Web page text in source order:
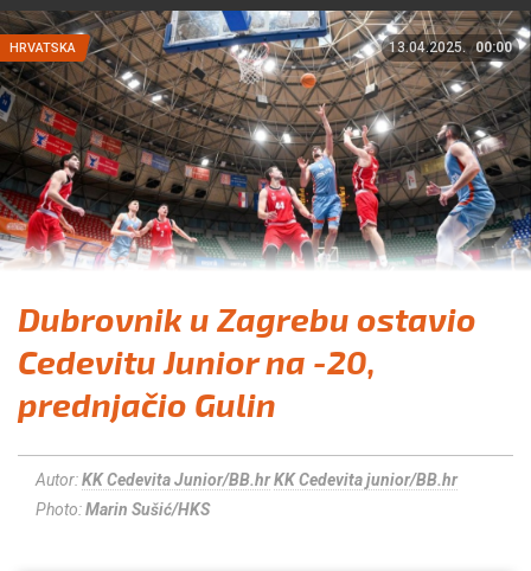
HRVATSKA 13.04.2025. 00:00
Dubrovnik u Zagrebu ostavio
Cedevitu Junior na -20,
prednjačio Gulin
Autor:KK Cedevita Junior/BB.hrKK Cedevita junior/BB.hr
Photo:Marin Sušić/HKS